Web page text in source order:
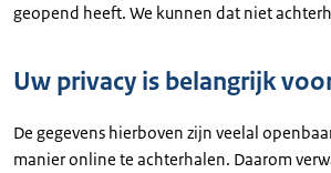
geopend heeft. We kunnen dat niet
Uw privacy is belangrijk
De gegevens hierboven zijn veelal
manier online te achterhalen. Daarom